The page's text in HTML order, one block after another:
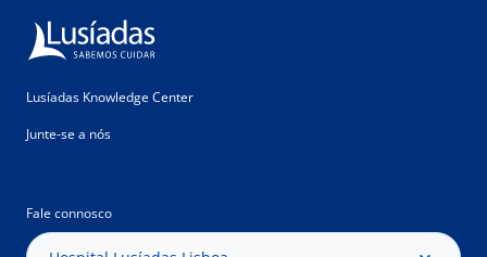
Lusíadas Knowledge Center
Junte-se a nós
Fale connosco